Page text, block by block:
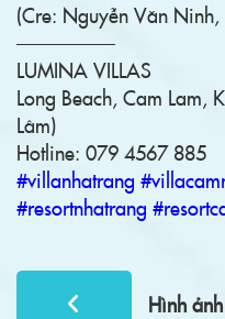
(Cre: Nguyễn Văn Ninh,
—————
LUMINA VILLAS
Long Beach, Cam Lam,
Lâm)
Hotline: 079 4567 885
#villanhatrang
#resortnhatrang
Hình